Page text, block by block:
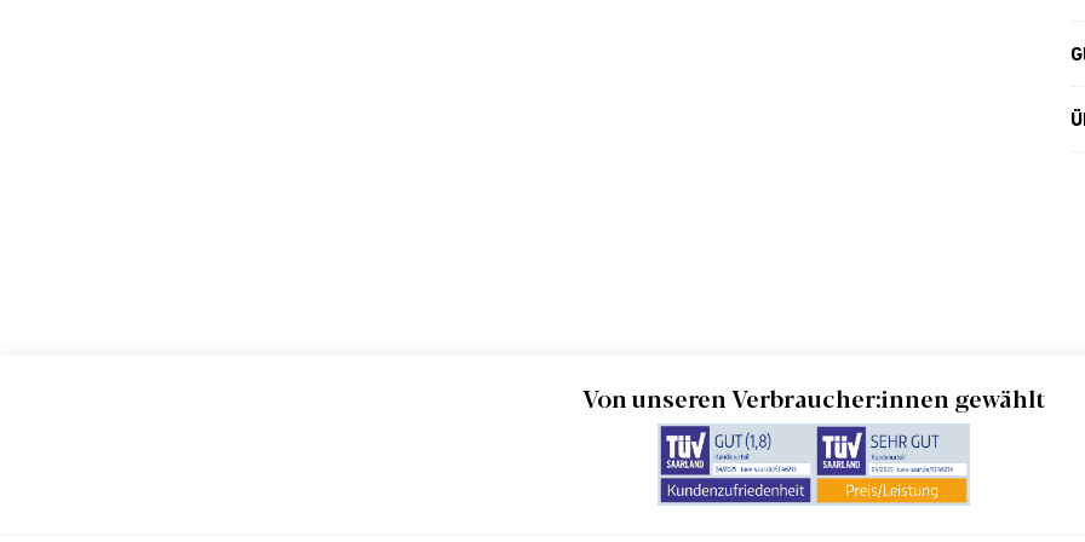
Von unseren Verbraucher:innen gewählt